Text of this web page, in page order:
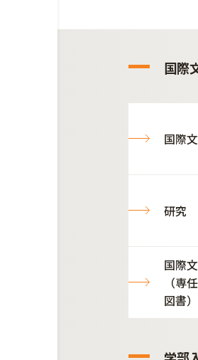
国際
国際
研究
国際
（専
図書）